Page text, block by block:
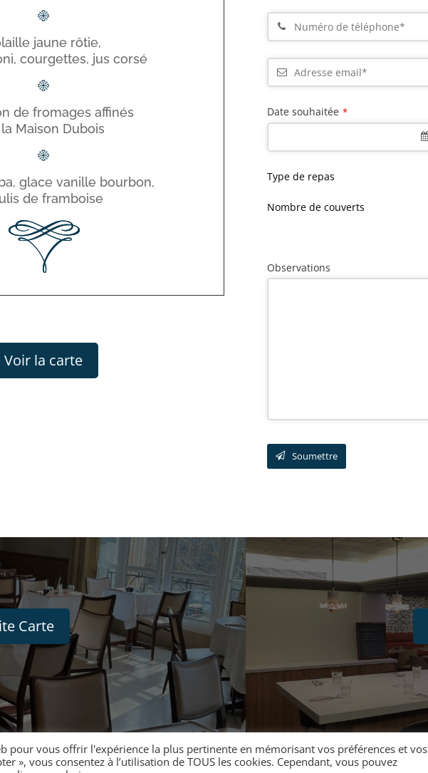
jaune rôtie,
courgettes, jus corsé
de fromages affinés
Maison Dubois
glace vanille bourbon,
de framboise
Voir la carte
Date souhaitée *
Type de repas
Nombre de couverts
Observations
Email *
Soumettre
Carte
pour vous offrir l'expérience la plus pertinente en mémorisant vos préférences et vos
», vous consentez à l’utilisation de TOUS les cookies. Cependant, vous pouvez